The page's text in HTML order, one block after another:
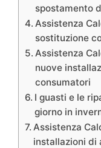
spostamento
Assistenza
sostituzione
Assistenza
nuove
consumatori
I guasti e le
giorno in
Assistenza
installazioni di